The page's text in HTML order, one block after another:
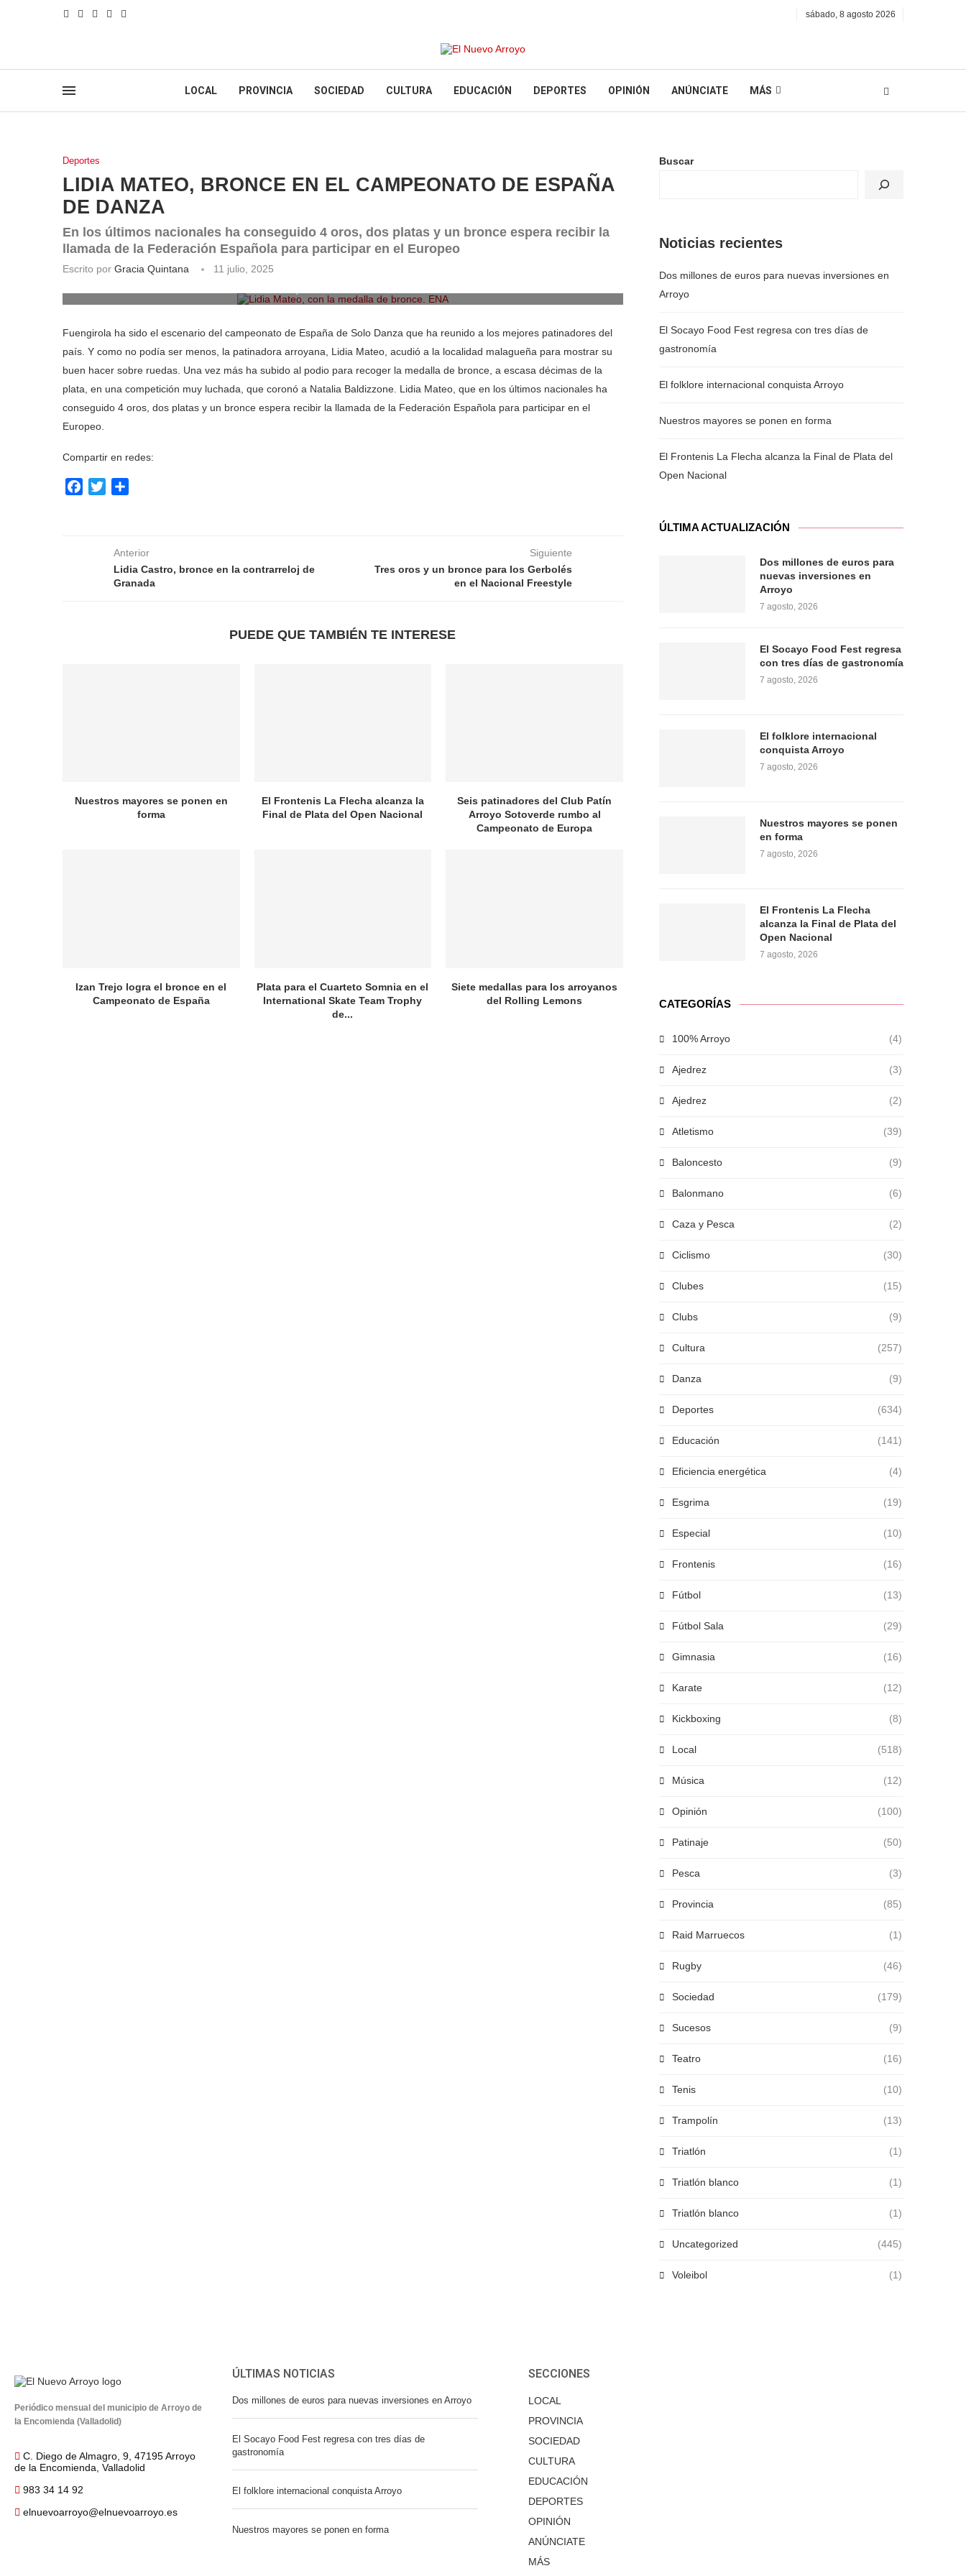
sábado, 8 agosto 2026
LOCAL PROVINCIA SOCIEDAD CULTURA EDUCACIÓN DEPORTES OPINIÓN ANÚNCIATE MÁS
Deportes
LIDIA MATEO, BRONCE EN EL CAMPEONATO DE ESPAÑA
DE DANZA
En los últimos nacionales ha conseguido 4 oros, dos platas y un bronce espera recibir la
llamada de la Federación Española para participar en el Europeo
Escrito por Gracia Quintana
11 julio, 2025
Fuengirola ha sido el escenario del campeonato de España de Solo Danza que ha reunido a los mejores patinadores del
país. Y como no podía ser menos, la patinadora arroyana, Lidia Mateo, acudió a la localidad malagueña para mostrar su
buen hacer sobre ruedas. Una vez más ha subido al podio para recoger la medalla de bronce, a escasa décimas de la
plata, en una competición muy luchada, que coronó a Natalia Baldizzone. Lidia Mateo, que en los últimos nacionales ha
conseguido 4 oros, dos platas y un bronce espera recibir la llamada de la Federación Española para participar en el
Europeo.
Compartir en redes:
Facebook
Twitter
Anterior
Lidia Castro, bronce en la contrarreloj de
Granada
Siguiente
Tres oros y un bronce para los Gerbolés
en el Nacional Freestyle
PUEDE QUE TAMBIÉN TE INTERESE
Nuestros mayores se ponen en
forma
El Frontenis La Flecha alcanza la
Final de Plata del Open Nacional
Seis patinadores del Club Patín
Arroyo Sotoverde rumbo al
Campeonato de Europa
Izan Trejo logra el bronce en el
Campeonato de España
Plata para el Cuarteto Somnia en el
International Skate Team Trophy
de...
Siete medallas para los arroyanos
del Rolling Lemons
Buscar
Noticias recientes
Dos millones de euros para nuevas inversiones en
Arroyo
El Socayo Food Fest regresa con tres días de
gastronomía
El folklore internacional conquista Arroyo
Nuestros mayores se ponen en forma
El Frontenis La Flecha alcanza la Final de Plata del
Open Nacional
ÚLTIMA ACTUALIZACIÓN
Dos millones de euros para
nuevas inversiones en
Arroyo
7 agosto, 2026
El Socayo Food Fest regresa
con tres días de gastronomía
7 agosto, 2026
El folklore internacional
conquista Arroyo
7 agosto, 2026
Nuestros mayores se ponen
en forma
7 agosto, 2026
El Frontenis La Flecha
alcanza la Final de Plata del
Open Nacional
7 agosto, 2026
CATEGORÍAS
100% Arroyo (4)
Ajedrez (3)
Ajedrez (2)
Atletismo (39)
Baloncesto (9)
Balonmano (6)
Caza y Pesca (2)
Ciclismo (30)
Clubes (15)
Clubs (9)
Cultura (257)
Danza (9)
Deportes (634)
Educación (141)
Eficiencia energética (4)
Esgrima (19)
Especial (10)
Frontenis (16)
Fútbol (13)
Fútbol Sala (29)
Gimnasia (16)
Karate (12)
Kickboxing (8)
Local (518)
Música (12)
Opinión (100)
Patinaje (50)
Pesca (3)
Provincia (85)
Raid Marruecos (1)
Rugby (46)
Sociedad (179)
Sucesos (9)
Teatro (16)
Tenis (10)
Trampolín (13)
Triatlón (1)
Triatlón blanco (1)
Triatlón blanco (1)
Uncategorized (445)
Voleibol (1)
Periódico mensual del municipio de Arroyo de
la Encomienda (Valladolid)
C. Diego de Almagro, 9, 47195 Arroyo
de la Encomienda, Valladolid
983 34 14 92
elnuevoarroyo@elnuevoarroyo.es
ÚLTIMAS NOTICIAS
Dos millones de euros para nuevas inversiones en Arroyo
El Socayo Food Fest regresa con tres días de
gastronomía
El folklore internacional conquista Arroyo
Nuestros mayores se ponen en forma
SECCIONES
LOCAL
PROVINCIA
SOCIEDAD
CULTURA
EDUCACIÓN
DEPORTES
OPINIÓN
ANÚNCIATE
MÁS